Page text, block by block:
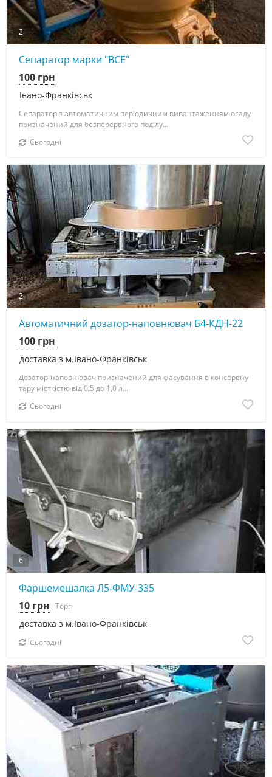
2
Сепаратор марки "ВСЕ"
Івано-Франківськ
100 грн
Сепаратор з автоматичним періодичним вивантаженням осаду
призначений для безперервного поділу...
Сьогодні
2
Автоматичний дозатор-наповнювач Б4-КДН-22
доставка з м.Івано-Франківськ
100 грн
Дозатор-наповнювач призначений для фасування в консервну
тару місткістю від 0,5 до 1,0 л...
Сьогодні
6
Фаршемешалка Л5-ФМУ-335
доставка з м.Івано-Франківськ
10 грн Торг
Сьогодні